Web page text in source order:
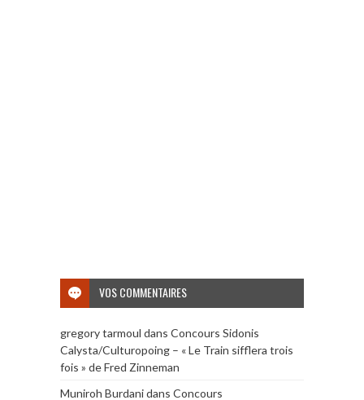
VOS COMMENTAIRES
gregory tarmoul dans Concours Sidonis
Calysta/Culturopoing – « Le Train sifflera trois
fois » de Fred Zinneman
Muniroh Burdanidans Concours